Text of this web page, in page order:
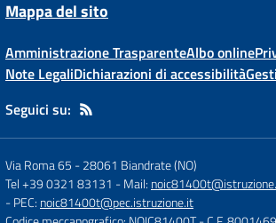
Mappa del sito
Amministrazione TrasparenteAlbo online
Note LegaliDichiarazioni di accessibilità
Seguici su:
Via Roma 65 -28061 Biandrate (NO)
Tel +39 0321 83131 - Mail:
- PEC: noic81400t@pec.istruzione.it